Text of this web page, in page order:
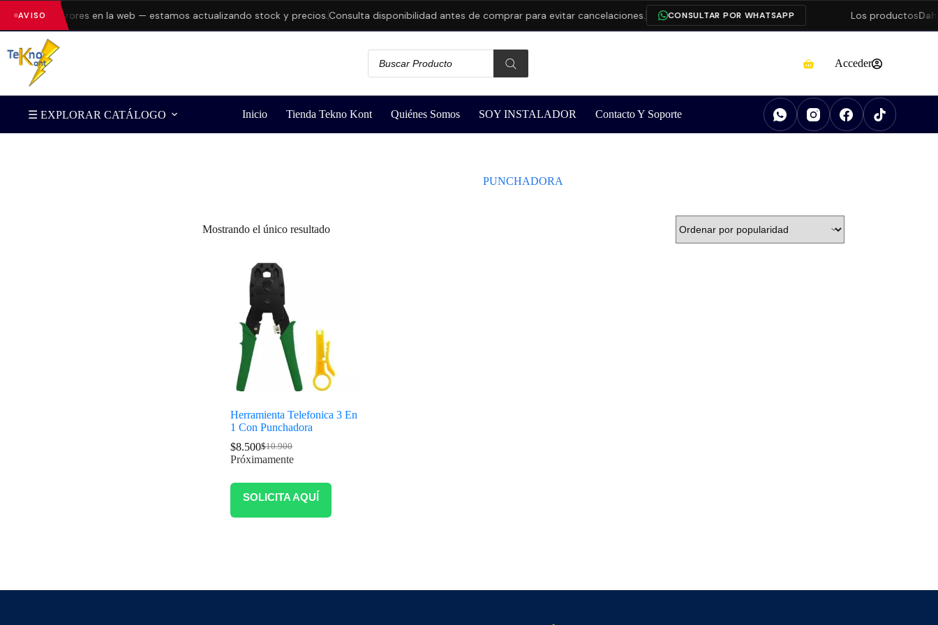
AVISO errores en la web — estamos actualizando stock y precios.Consulta disponibilidad antes de comprar para evitar cancelaciones. CONSULTAR POR WHATSAPP Los productos
Acceder
☰ EXPLORAR CATÁLOGO Inicio Tienda Tekno Kont Quiénes Somos SOY INSTALADOR Contacto Y Soporte
PUNCHADORA
Mostrando el único resultado
Herramienta Telefonica 3 En
1 Con Punchadora
$10.900
$8.500
Próximamente
SOLICITA AQUÍ